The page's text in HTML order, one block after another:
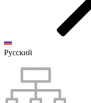
Русский